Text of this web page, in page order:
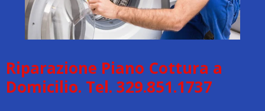
Riparazione Piano Cottura a
Domicilio. Tel. 329.851.1737